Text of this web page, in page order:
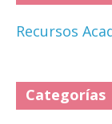
Recursos
Categorías